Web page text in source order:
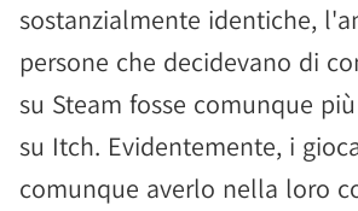
sostanzialmente identiche,
persone che decidevano di
su Steam fosse comunque
su Itch. Evidentemente, i
comunque averlo nella loro